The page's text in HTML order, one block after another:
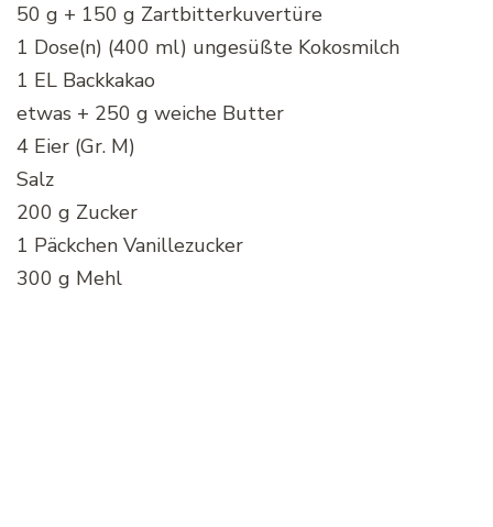
50 g + 150 g Zartbitterkuvertüre
1 Dose(n) (400 ml) ungesüßte Kokosmilch
1 EL Backkakao
etwas + 250 g weiche Butter
4 Eier (Gr. M)
Salz
200 g Zucker
1 Päckchen Vanillezucker
300 g Mehl